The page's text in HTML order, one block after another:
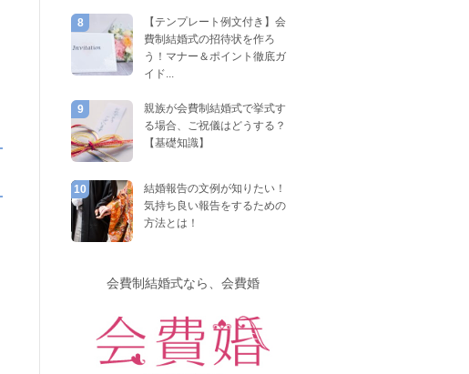
8
【テンプレート例文付き】会
費制結婚式の招待状を作ろ
う！マナー＆ポイント徹底ガ
イド...
9
親族が会費制結婚式で挙式す
る場合、ご祝儀はどうする？
【基礎知識】
10
結婚報告の文例が知りたい！
気持ち良い報告をするための
方法とは！
会費制結婚式なら、会費婚